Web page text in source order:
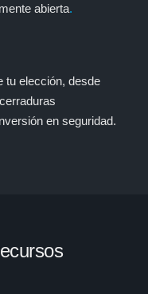
abierta.
tu elección, desde
en seguridad.